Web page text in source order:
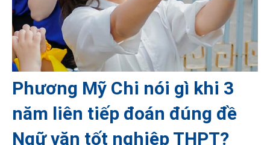
Phương Mỹ Chi nói gì khi 3
năm liên tiếp đoán đúng đề
Ngữ văn tốt nghiệp THPT?